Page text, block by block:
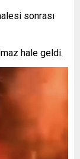
sonrası
hale geldi.